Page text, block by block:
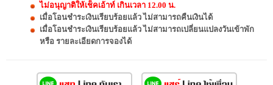
ไม่อนุญาติให้เช็คเอ้าท์ เกินเวลา 12.00 น.
เมื่อโอนชำระเงินเรียบร้อยแล้ว ไม่สามารถคืนเงินได้
เมื่อโอนชำระเงินเรียบร้อยแล้ว ไม่สามารถเปลี่ยนแปลงวันเข้าพัก
หรือ รายละเอียดการจองได้